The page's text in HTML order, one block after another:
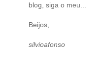
blog, siga o meu...
Beijos,
silvioafonso